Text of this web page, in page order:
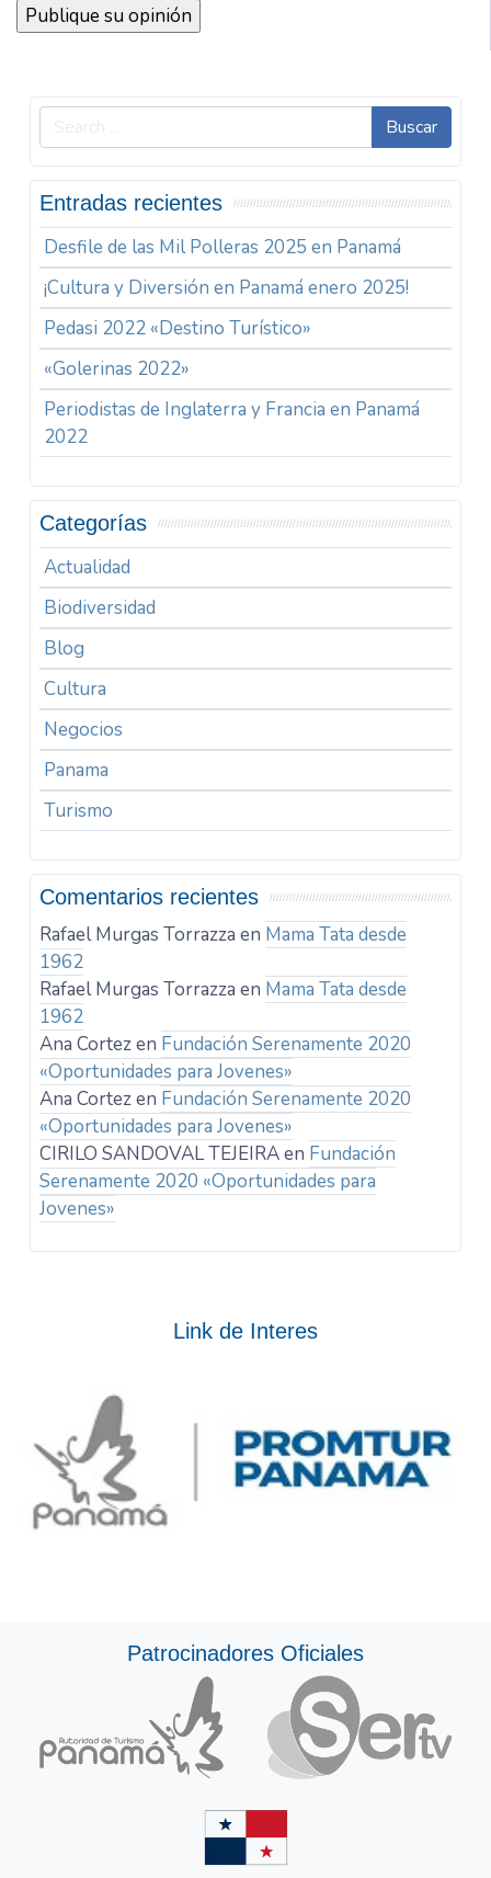
Buscar
Entradas recientes
Desfile de las Mil Polleras 2025 en Panamá
¡Cultura y Diversión en Panamá enero 2025!
Pedasi 2022 «Destino Turístico»
«Golerinas 2022»
Periodistas de Inglaterra y Francia en Panamá
2022
Categorías
Actualidad
Biodiversidad
Blog
Cultura
Negocios
Panama
Turismo
Comentarios recientes
Rafael Murgas Torrazza en Mama Tata desde
1962
Rafael Murgas Torrazza en Mama Tata desde
1962
Ana Cortezen Fundación Serenamente 2020
«Oportunidades para Jovenes»
Ana Cortezen Fundación Serenamente 2020
«Oportunidades para Jovenes»
CIRILO SANDOVAL TEJEIRAen Fundación
Serenamente 2020 «Oportunidades para
Jovenes»
Link de Interes
Patrocinadores Oficiales